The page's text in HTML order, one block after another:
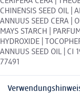
CHINENSIS SEED OIL |
ANNUUS SEED CERA |
MAYS STARCH |
HYDROXIDE |
ANNUUS SEED OIL | CI
77491